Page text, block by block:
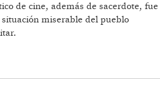
de cine, además de sacerdote, fue
miserable del pueblo